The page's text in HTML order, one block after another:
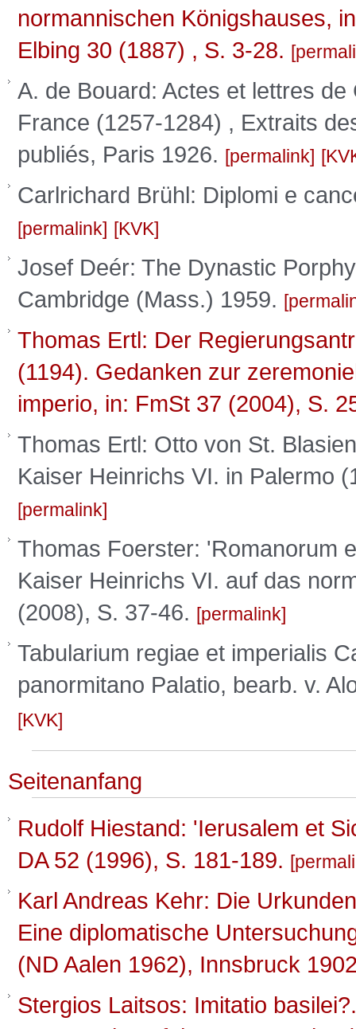
normannischen Königshauses,
Elbing 30 (1887) , S. 3-28.
A. de Bouard: Actes et lettres
France (1257-1284) , Extraits
publiés, Paris 1926.
permalink
Carlrichard Brühl: Diplomi e
permalink KVK
Josef Deér: The Dynastic
Cambridge (Mass.) 1959.
Thomas Ertl: Der
(1194). Gedanken zur
imperio, in: FmSt 37 (2004), S.
Thomas Ertl: Otto von St.
Kaiser Heinrichs VI. in Palermo
permalink
Thomas Foerster: 'Romanorum
Kaiser Heinrichs VI. auf das
(2008), S. 37-46.
permalink
Tabularium regiae et imperialis
panormitano Palatio, bearb. v.
KVK
Seitenanfang
Rudolf Hiestand: 'Ierusalem et
DA 52 (1996), S. 181-189.
Karl Andreas Kehr: Die
Eine diplomatische
(ND Aalen 1962), Innsbruck
Stergios Laitsos: Imitatio